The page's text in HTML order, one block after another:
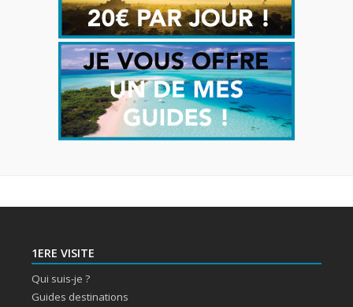
1ERE VISITE
Qui suis-je ?
Guides destinations